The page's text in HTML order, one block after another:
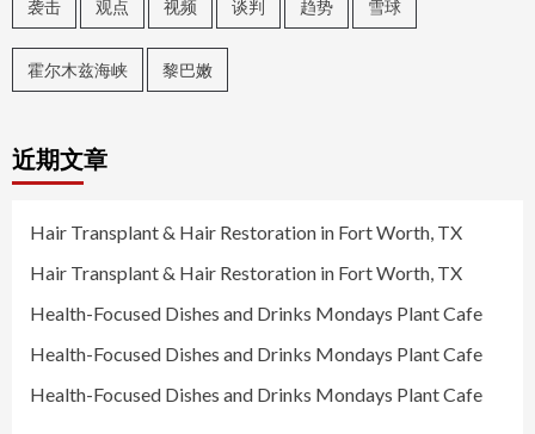
袭击 观点 视频 谈判 趋势 雪球
霍尔木兹海峡 黎巴嫩
近期文章
Hair Transplant & Hair Restoration in Fort Worth, TX
Hair Transplant & Hair Restoration in Fort Worth, TX
Health-Focused Dishes and Drinks Mondays Plant Cafe
Health-Focused Dishes and Drinks Mondays Plant Cafe
Health-Focused Dishes and Drinks Mondays Plant Cafe